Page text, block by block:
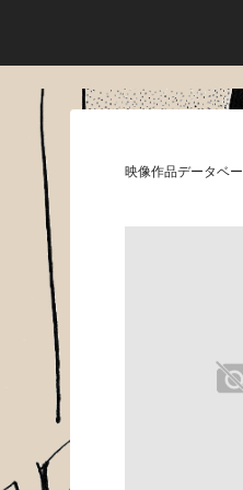
映像作品データベ